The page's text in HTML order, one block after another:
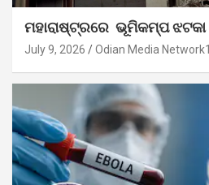
ମହାରାଷ୍ଟ୍ରରେ ଭୂମିକମ୍ପ ଝଟକା
July 9, 2026 Odian Media Network1